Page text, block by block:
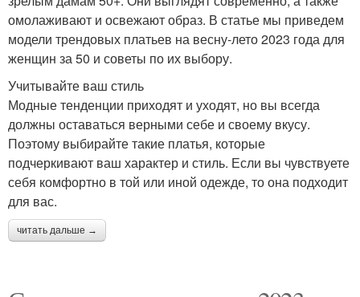
омолаживают и освежают образ. В статье мы приведем
модели трендовых платьев на весну-лето 2023 года для
женщин за 50 и советы по их выбору.
Учитывайте ваш стиль
Модные тенденции приходят и уходят, но вы всегда
должны оставаться верными себе и своему вкусу.
Поэтому выбирайте такие платья, которые
подчеркивают ваш характер и стиль. Если вы чувствуете
себя комфортно в той или иной одежде, то она подходит
для вас.
читать дальше →